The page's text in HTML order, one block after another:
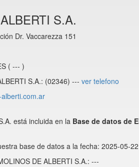
S.A.
Dr. Vaccarezza 151
( --- )
S.A.: (02346) --- ver telefono
está incluida en la Base de datos de
base de datos a la fecha: 2025-05-22
DE ALBERTI S.A.: ---